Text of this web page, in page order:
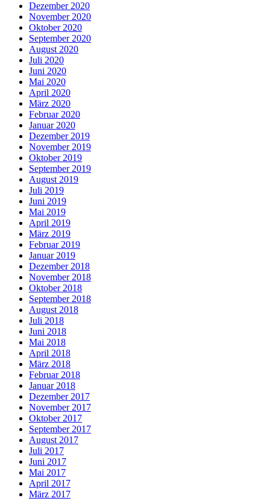
Dezember 2020
November 2020
Oktober 2020
September 2020
August 2020
Juli 2020
Juni 2020
Mai 2020
April 2020
März 2020
Februar 2020
Januar 2020
Dezember 2019
November 2019
Oktober 2019
September 2019
August 2019
Juli 2019
Juni 2019
Mai 2019
April 2019
März 2019
Februar 2019
Januar 2019
Dezember 2018
November 2018
Oktober 2018
September 2018
August 2018
Juli 2018
Juni 2018
Mai 2018
April 2018
März 2018
Februar 2018
Januar 2018
Dezember 2017
November 2017
Oktober 2017
September 2017
August 2017
Juli 2017
Juni 2017
Mai 2017
April 2017
März 2017